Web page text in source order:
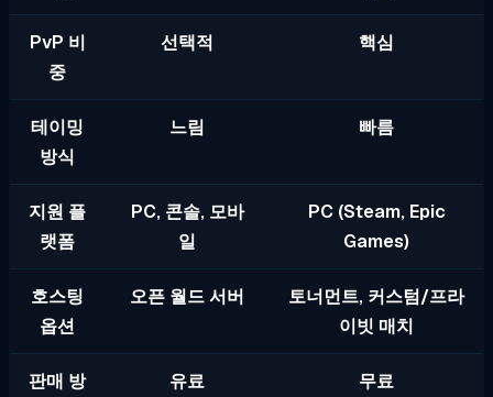
PvP 비
중
선택적 핵심
테이밍
방식
느림 빠름
지원 플
랫폼
PC, 콘솔, 모바
일
PC (Steam, Epic
Games)
호스팅
옵션
오픈 월드 서버
토너먼트, 커스텀/프라
이빗 매치
판매 방
유료 무료